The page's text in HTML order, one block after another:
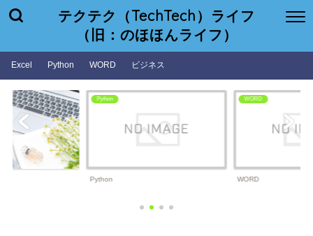
テクテク（TechTech）ライフ
（旧：のほほんライフ）
Excel Python WORD ビジネス
WORD
WORD
ビジネス
ビジネス